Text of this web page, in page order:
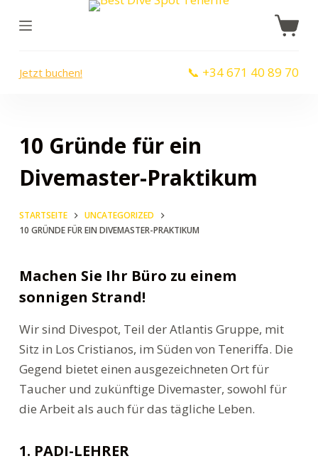
Z
p
n
g
n
Jetzt buchen! 📞 +34 671 40 89 70
10 Gründe für ein
Divemaster-Praktikum
STARTSEITE
UNCATEGORIZED
10 GRÜNDE FÜR EIN DIVEMASTER-PRAKTIKUM
Machen Sie Ihr Büro zu einem
sonnigen Strand!
Wir sind Divespot, Teil der Atlantis Gruppe, mit
Sitz in Los Cristianos, im Süden von Teneriffa. Die
Gegend bietet einen ausgezeichneten Ort für
Taucher und zukünftige Divemaster, sowohl für
die Arbeit als auch für das tägliche Leben.
1. PADI-LEHRER